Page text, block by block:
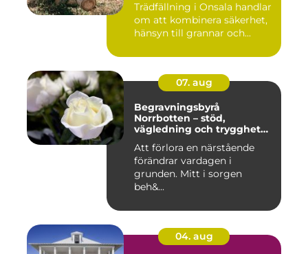
Trädfällning i Onsala handlar
om att kombinera säkerhet,
hänsyn till grannar och...
07. aug
Begravningsbyrå
Norrbotten – stöd,
vägledning och trygghet
Att förlora en närstående
förändrar vardagen i
grunden. Mitt i sorgen
beh&...
04. aug